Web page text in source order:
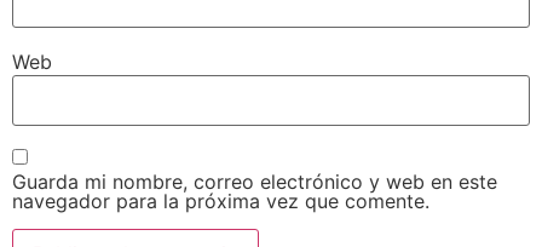
Web
Guarda mi nombre, correo electrónico y web en este
navegador para la próxima vez que comente.